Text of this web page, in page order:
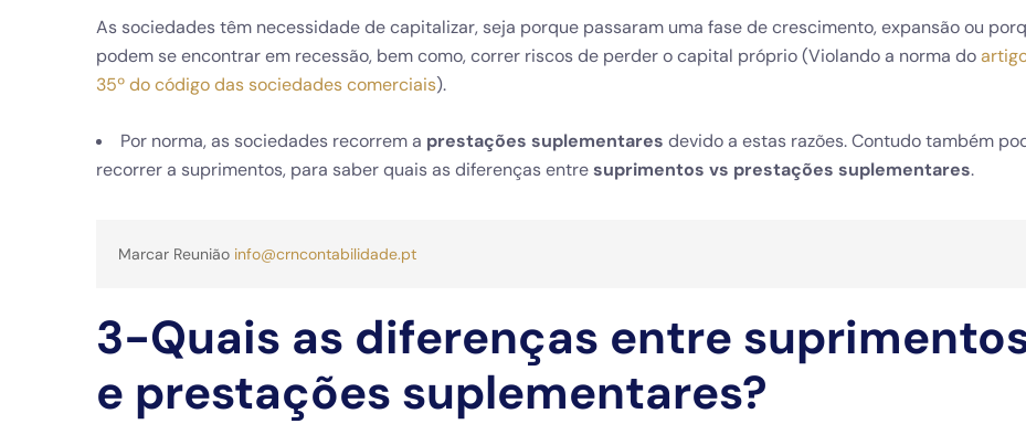
As sociedades têm necessidade de capitalizar, seja porque passaram uma fase de crescimento, expansão ou
podem se encontrar em recessão, bem como, correr riscos de perder o capital próprio (Violando a norma do
35º do código das sociedades comerciais).
Por norma, as sociedades recorrem a prestações suplementares devido a estas razões. Contudo também
recorrer a suprimentos, para saber quais as diferenças entresuprimentos vs prestações suplementares.
Marcar Reunião info@crncontabilidade.pt
3-Quais as diferenças entre
e prestações suplementares?